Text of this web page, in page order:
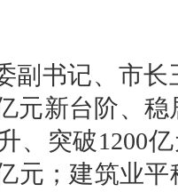
书记、市长
元新台阶、
、突破1200
元；建筑业